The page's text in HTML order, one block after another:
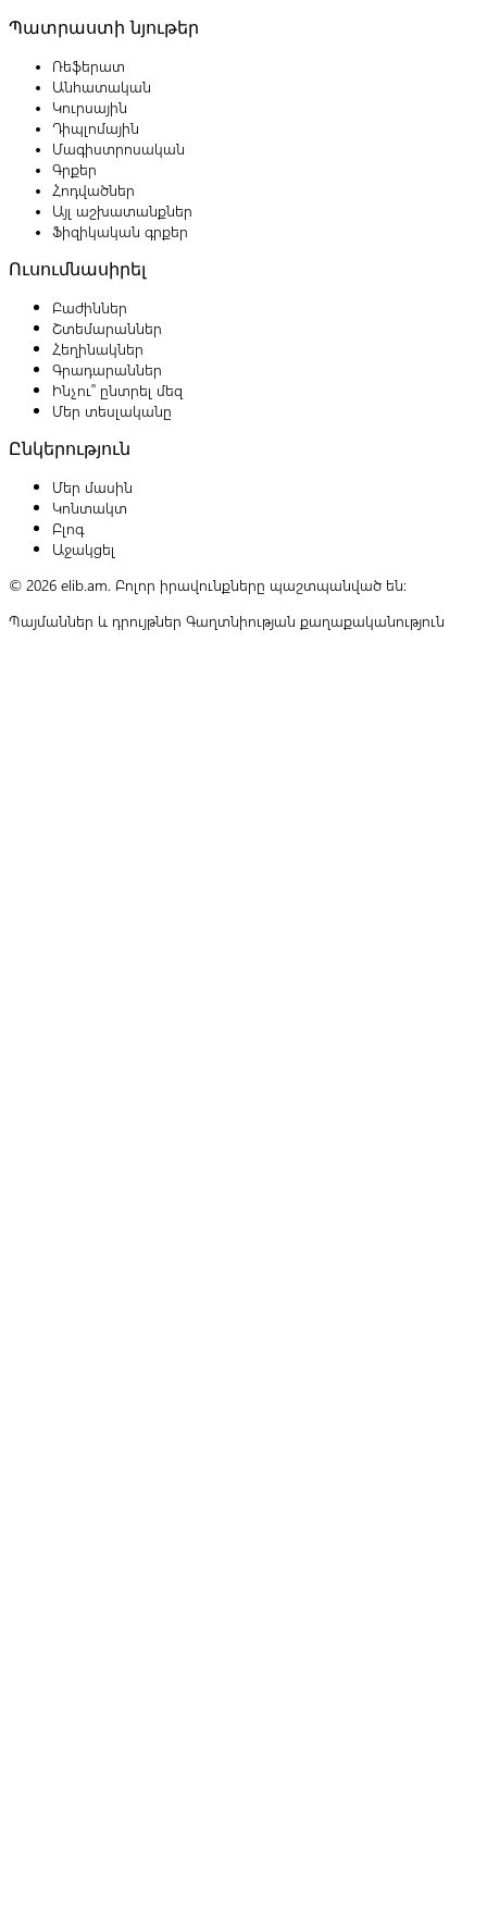
Պատրաստի նյութեր
Ռեֆերատ
Անհատական
Կուրսային
Դիպլոմային
Մագիստրոսական
Գրքեր
Հոդվածներ
Այլ աշխատանքներ
Ֆիզիկական գրքեր
Ուսումնասիրել
Բաժիններ
Շտեմարաններ
Հեղինակներ
Գրադարաններ
Ինչու՞ ընտրել մեզ
Մեր տեսլականը
Ընկերություն
Մեր մասին
Կոնտակտ
Բլոգ
Աջակցել
© 2026 elib.am. Բոլոր իրավունքները պաշտպանված են:
Պայմաններ և դրույթներ Գաղտնիության քաղաքականություն